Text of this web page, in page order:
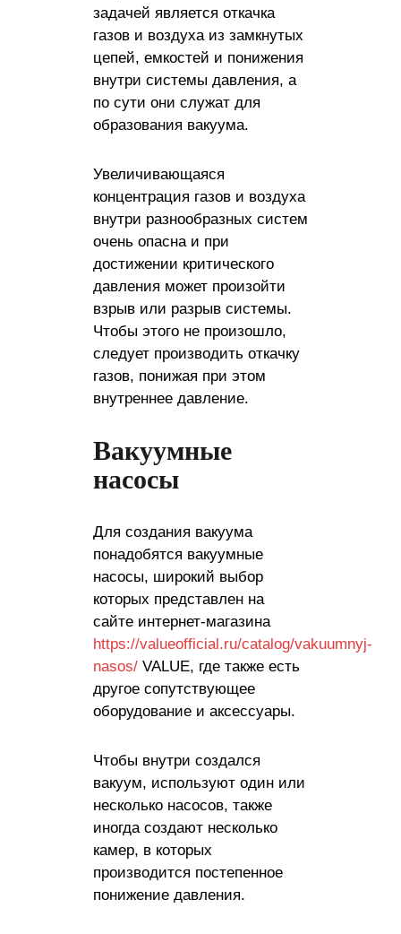
задачей является откачка
газов и воздуха из замкнутых
цепей, емкостей и понижения
внутри системы давления, а
по сути они служат для
образования вакуума.
Увеличивающаяся
концентрация газов и воздуха
внутри разнообразных систем
очень опасна и при
достижении критического
давления может произойти
взрыв или разрыв системы.
Чтобы этого не произошло,
следует производить откачку
газов, понижая при этом
внутреннее давление.
Вакуумные
насосы
Для создания вакуума
понадобятся вакуумные
насосы, широкий выбор
которых представлен на
сайте интернет-магазина
https://valueofficial.ru/catalog/vakuumnyj-
nasos/ VALUE, где также есть
другое сопутствующее
оборудование и аксессуары.
Чтобы внутри создался
вакуум, используют один или
несколько насосов, также
иногда создают несколько
камер, в которых
производится постепенное
понижение давления.